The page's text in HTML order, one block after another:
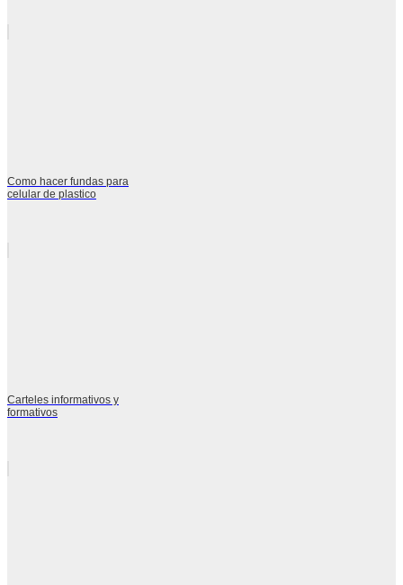
Como hacer fundas para
celular de plastico
Carteles informativos y
formativos